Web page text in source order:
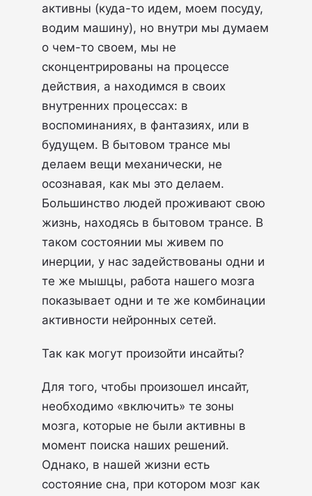
активны (куда-то идем, моем посуду,
водим машину), но внутри мы думаем
о чем-то своем, мы не
сконцентрированы на процессе
действия, а находимся в своих
внутренних процессах: в
воспоминаниях, в фантазиях, или в
будущем. В бытовом трансе мы
делаем вещи механически, не
осознавая, как мы это делаем.
Большинство людей проживают свою
жизнь, находясь в бытовом трансе. В
таком состоянии мы живем по
инерции, у нас задействованы одни и
те же мышцы, работа нашего мозга
показывает одни и те же комбинации
активности нейронных сетей.
Так как могут произойти инсайты?
Для того, чтобы произошел инсайт,
необходимо «включить» те зоны
мозга, которые не были активны в
момент поиска наших решений.
Однако, в нашей жизни есть
состояние сна, при котором мозг как